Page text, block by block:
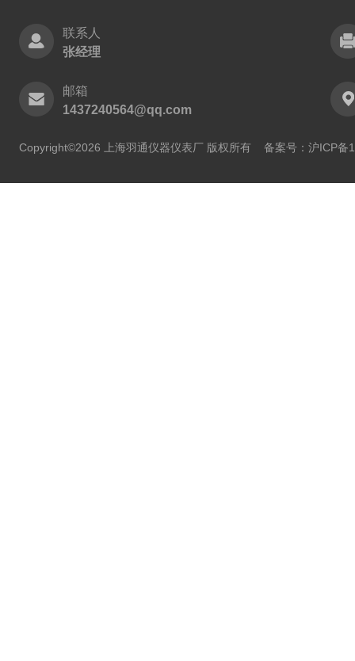
联系人
张经理
邮箱
1437240564@qq.com
Copyright©2026 上海羽通仪器仪表厂 版权所有 备案号：沪ICP备